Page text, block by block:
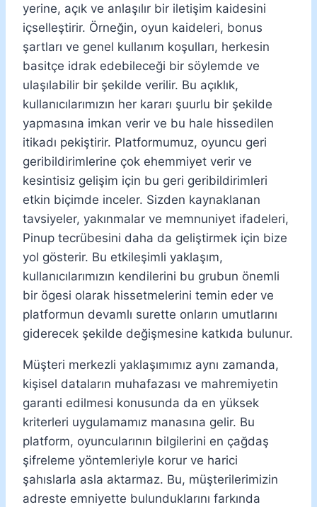
yerine, açık ve anlaşılır bir iletişim kaidesini
içselleştirir. Örneğin, oyun kaideleri, bonus
şartları ve genel kullanım koşulları, herkesin
basitçe idrak edebileceği bir söylemde ve
ulaşılabilir bir şekilde verilir. Bu açıklık,
kullanıcılarımızın her kararı şuurlu bir şekilde
yapmasına imkan verir ve bu hale hissedilen
itikadı pekiştirir. Platformumuz, oyuncu geri
geribildirimlerine çok ehemmiyet verir ve
kesintisiz gelişim için bu geri geribildirimleri
etkin biçimde inceler. Sizden kaynaklanan
tavsiyeler, yakınmalar ve memnuniyet ifadeleri,
Pinup tecrübesini daha da geliştirmek için bize
yol gösterir. Bu etkileşimli yaklaşım,
kullanıcılarımızın kendilerini bu grubun önemli
bir ögesi olarak hissetmelerini temin eder ve
platformun devamlı surette onların umutlarını
giderecek şekilde değişmesine katkıda bulunur.
Müşteri merkezli yaklaşımımız aynı zamanda,
kişisel dataların muhafazası ve mahremiyetin
garanti edilmesi konusunda da en yüksek
kriterleri uygulamamız manasına gelir. Bu
platform, oyuncularının bilgilerini en çağdaş
şifreleme yöntemleriyle korur ve harici
şahıslarla asla aktarmaz. Bu, müşterilerimizin
adreste emniyette bulunduklarını farkında